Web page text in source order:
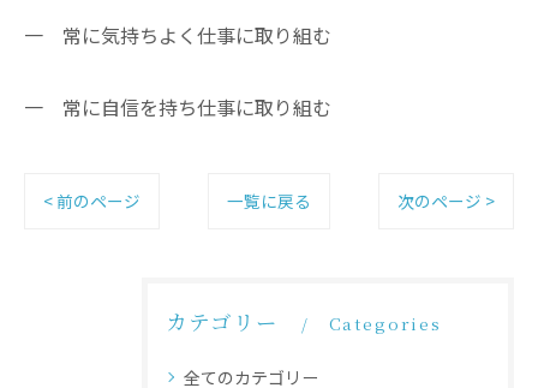
一 常に気持ちよく仕事に取り組む
一 常に自信を持ち仕事に取り組む
< 前のページ 一覧に戻る 次のページ >
カテゴリー Categories
全てのカテゴリー